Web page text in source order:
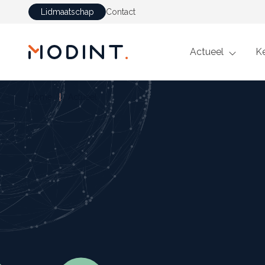
GA NAAR DE INHOUD
Lidmaatschap Contact
Actueel
Home